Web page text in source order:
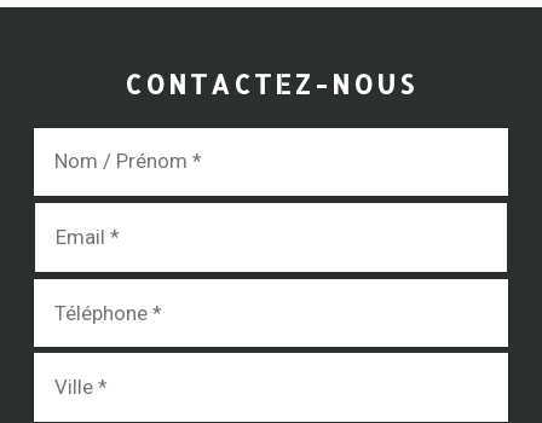
CONTACTEZ-NOUS